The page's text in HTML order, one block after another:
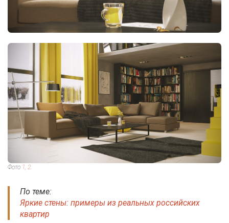
Фото 1, 2.
По теме:
Яркие стены: примеры из реальных российских
квартир